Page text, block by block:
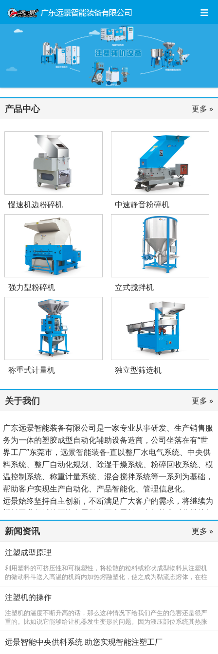
产品中心 更多 »
慢速机边粉碎机 中速静音粉碎机
强力型粉碎机 立式搅拌机
称重式计量机 独立型筛选机
关于我们 更多 »
广东远景智能装备有限公司是一家专业从事研发、生产销售服
务为一体的塑胶成型自动化辅助设备造商，公司坐落在有“世
界工厂”东莞市，远景智能装备-直以整厂水电气系统、中央供
料系统、整厂自动化规划、除湿干燥系统、粉碎回收系统、模
温控制系统、称重计量系统、混合搅拌系统等一系列为基础，
帮助客户实现生产自动化、产品智能化、管理信息化。
远景始终坚持自主创新，不断满足广大客户的需求，将继续为
塑料工业领域的更快发展做出更大贡献，在智能化时代继续杨
帆启航、谱写新的篇章。
新闻资讯
更多 »
注塑成型原理
利用塑料的可挤压性和可模塑性，将松散的粒料或粉状成型物料从注塑机
的微动料斗送入高温的机筒内加热熔融塑化，使之成为黏流态熔体，在柱
塞或螺杆的高压推动下，以很大的流速通过机筒前端的喷嘴注塑进入温度
较低的闭
注塑机的操作
注塑机的温度不断升高的话，那么这种情况下给我们产生的危害还是很严
重的。比如说它能够给让机器发生变形的问题。因为液压部位系统其热胀
系数如果不同的话，那么它的间隙也会相应的产生变化，这样会有操作系
统动作失
远景智能中央供料系统 助您实现智能注塑工厂